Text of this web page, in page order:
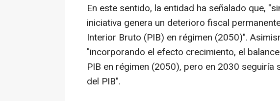
En este sentido, la entidad ha señalado que,
iniciativa genera un deterioro fiscal
Interior Bruto (PIB) en régimen (2050)".
"incorporando el efecto crecimiento, el
PIB en régimen (2050), pero en 2030 seguiría
del PIB".